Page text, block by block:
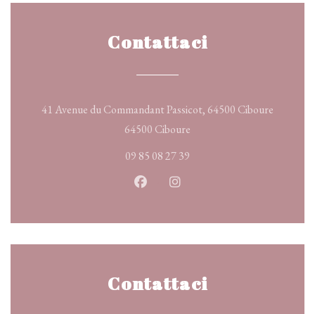
Contattaci
41 Avenue du Commandant Passicot, 64500 Ciboure
64500 Ciboure
09 85 08 27 39
Facebook ((apre una nuova
Instagram ((apre una
Contattaci